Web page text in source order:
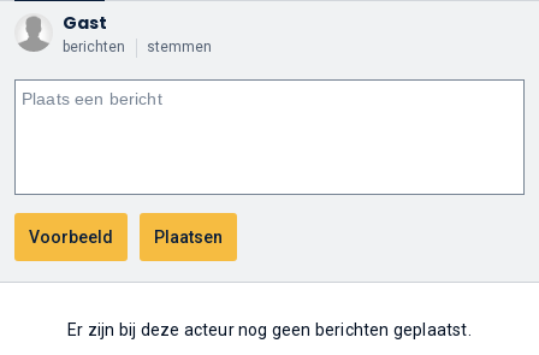
Gast
berichten stemmen
Er zijn bij deze acteur nog geen berichten geplaatst.